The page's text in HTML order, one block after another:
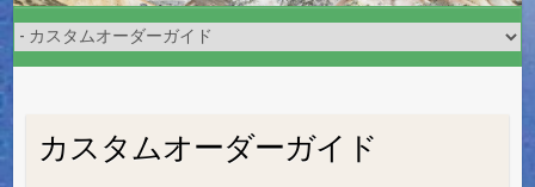
カスタムオーダーガイド